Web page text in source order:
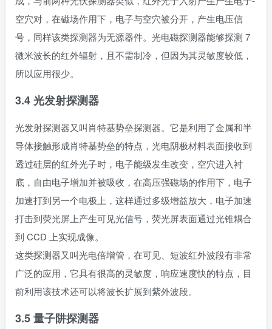
空穴对，在磁场作用下，电子与空穴被分开，产生电压信
号，同样该类探测器为无源器件。光电磁探测器能够探测 7
微米波长的红外辐射，且不需制冷，但因为其灵敏度较低，
所以应用很少。
3.4 光发射探测器
光发射探测器又叫肖特基势垒探测器。它是利用了金属和半
导体接触形成肖特基势垒的特点，光电阴极材料表面接收到
透过硅层的红外光子时，电子能级发生改变，空穴进入衬
底，自由电子增加并被吸收，在高压强磁场的作用下，电子
加速打到另一个电极上，这样通过多级增益放大，电子加速
打击到荧光屏上产生可见光信号，荧光屏表面通过光锥耦合
到 CCD 上实现成像。
这类探测器又叫光电倍增管，在可见、短波红外波段有非常
广泛的应用，它具有很高的灵敏度，响应速度快的特点，目
前利用该技术还可以将波长扩展到紫外波段。
3.5 量子阱探测器